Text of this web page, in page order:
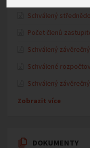
Schválený
Počet členů
Schválený
Schválené
Schválený
Zobrazit více
DOKUMENTY